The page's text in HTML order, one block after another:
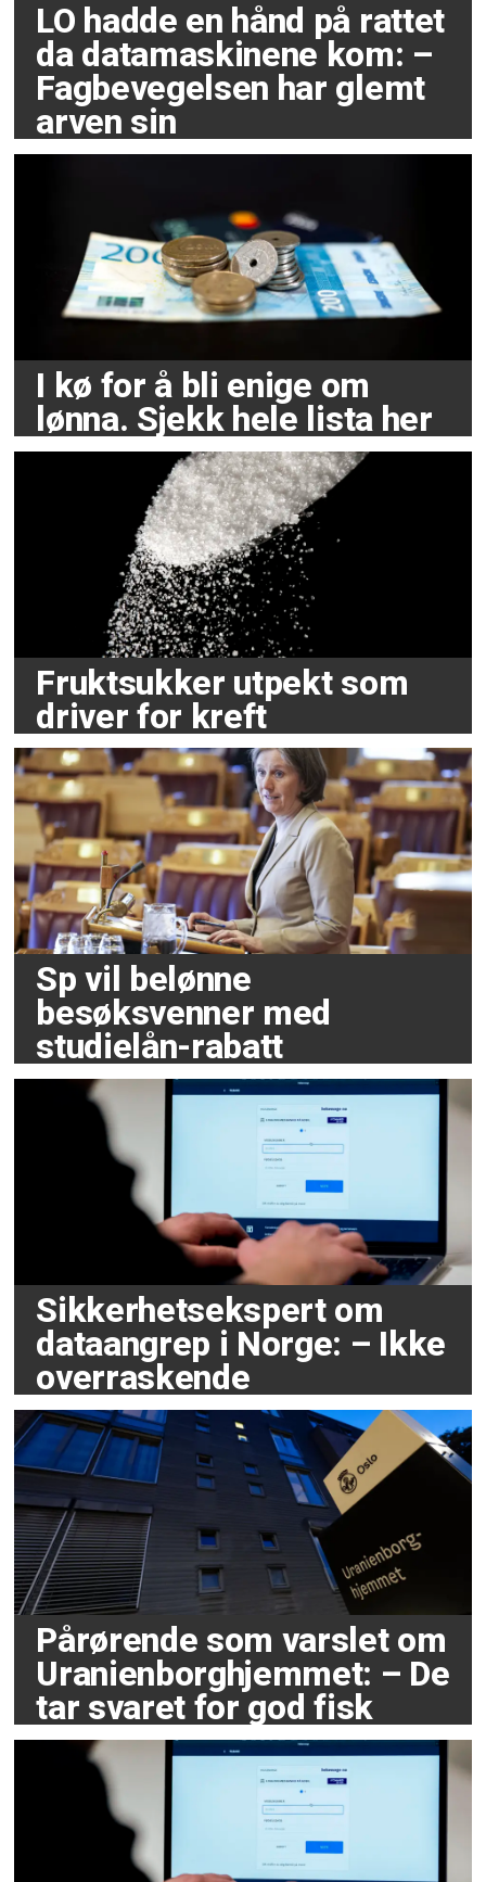
LO hadde en hånd på rattet
da datamaskinene kom: –
Fagbevegelsen har glemt
arven sin
I kø for å bli enige om
lønna. Sjekk hele lista her
Fruktsukker utpekt som
driver for kreft
Sp vil belønne
besøksvenner med
studielån-rabatt
Sikkerhetsekspert om
dataangrep i Norge: – Ikke
overraskende
Pårørende som varslet om
Uranienborghjemmet: – De
tar svaret for god fisk